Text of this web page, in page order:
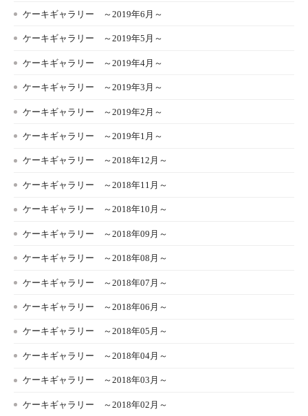
ケーキギャラリー ～2019年6月～
ケーキギャラリー ～2019年5月～
ケーキギャラリー ～2019年4月～
ケーキギャラリー ～2019年3月～
ケーキギャラリー ～2019年2月～
ケーキギャラリー ～2019年1月～
ケーキギャラリー ～2018年12月～
ケーキギャラリー ～2018年11月～
ケーキギャラリー ～2018年10月～
ケーキギャラリー ～2018年09月～
ケーキギャラリー ～2018年08月～
ケーキギャラリー ～2018年07月～
ケーキギャラリー ～2018年06月～
ケーキギャラリー ～2018年05月～
ケーキギャラリー ～2018年04月～
ケーキギャラリー ～2018年03月～
ケーキギャラリー ～2018年02月～